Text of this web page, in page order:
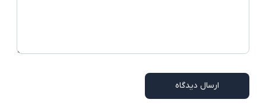
ارسال دیدگاه